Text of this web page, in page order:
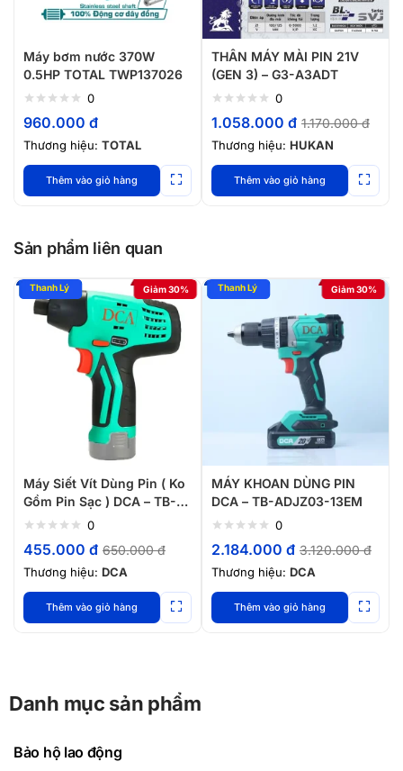
Máy bơm nước 370W
0.5HP TOTAL TWP137026
0
960.000 đ
Thương hiệu: TOTAL
Thêm vào giỏ hàng
THÂN MÁY MÀI PIN 21V
(GEN 3) – G3-A3ADT
0
1.058.000 đ 1.170.000đ
Thương hiệu: HUKAN
Thêm vào giỏ hàng
Sản phẩm liên quan
Giảm 30%
Máy Siết Vít Dùng Pin ( Ko
Gồm Pin Sạc ) DCA – TB-
ADPL02-8Z
0
455.000 đ 650.000đ
Thương hiệu: DCA
Thêm vào giỏ hàng
Giảm 30%
MÁY KHOAN DÙNG PIN
DCA – TB-ADJZ03-13EM
0
2.184.000 đ 3.120.000đ
Thương hiệu: DCA
Thêm vào giỏ hàng
Danh mục sản phẩm
Bảo hộ lao động